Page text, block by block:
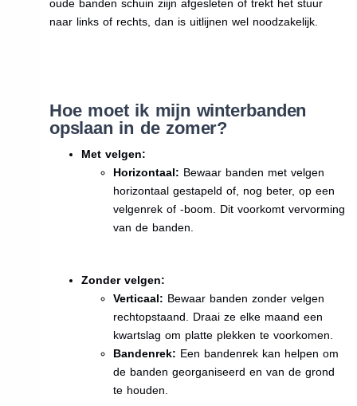
oude banden schuin ziijn afgesleten of trekt het stuur
naar links of rechts, dan is uitlijnen wel noodzakelijk.
Hoe moet ik mijn winterbanden
opslaan in de zomer?
Met velgen:
Horizontaal: Bewaar banden met velgen
horizontaal gestapeld of, nog beter, op een
velgenrek of -boom. Dit voorkomt vervorming
van de banden.
Zonder velgen:
Verticaal: Bewaar banden zonder velgen
rechtopstaand. Draai ze elke maand een
kwartslag om platte plekken te voorkomen.
Bandenrek: Een bandenrek kan helpen om
de banden georganiseerd en van de grond
te houden.